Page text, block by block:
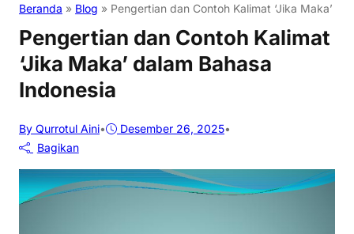
Beranda » Blog » Pengertian dan Contoh Kalimat ‘Jika Maka’
Pengertian dan Contoh Kalimat
‘Jika Maka’ dalam Bahasa
Indonesia
By Qurrotul Aini• Desember 26, 2025•
Bagikan